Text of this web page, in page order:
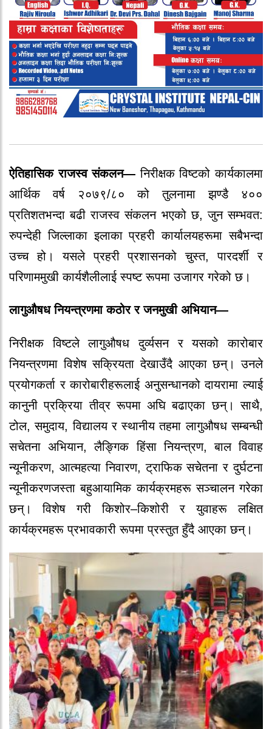
ऐतिहासिक राजस्व संकलन—निरीक्षक विष्टको कार्यकालमा
आर्थिक वर्ष २०७९/८० को तुलनामा झण्डै ४००
प्रतिशतभन्दा बढी राजस्व संकलन भएको छ, जुन सम्भवत:
रुपन्देही जिल्लाका इलाका प्रहरी कार्यालयहरूमा सबैभन्दा
उच्च हो। यसले प्रहरी प्रशासनको चुस्त, पारदर्शी र
परिणाममुखी कार्यशैलीलाई स्पष्ट रूपमा उजागर गरेको छ।
लागुऔषध नियन्त्रणमा कठोर र जनमुखी अभियान—
निरीक्षक विष्टले लागुऔषध दुर्व्यसन र यसको कारोबार
नियन्त्रणमा विशेष सक्रियता देखाउँदै आएका छन्। उनले
प्रयोगकर्ता र कारोबारीहरूलाई अनुसन्धानको दायरामा ल्याई
कानुनी प्रक्रिया तीव्र रूपमा अघि बढाएका छन्।साथै,
टोल, समुदाय, विद्यालय र स्थानीय तहमा लागुऔषध सम्बन्धी
सचेतना अभियान, लैङ्गिक हिंसा नियन्त्रण, बाल विवाह
न्यूनीकरण, आत्महत्या निवारण, ट्राफिक सचेतना र दुर्घटना
न्यूनीकरणजस्ता बहुआयामिक कार्यक्रमहरू सञ्चालन गरेका
छन्। विशेष गरी किशोर–किशोरी र युवाहरू लक्षित
कार्यक्रमहरू प्रभावकारी रूपमा प्रस्तुत हुँदै आएका छन्।